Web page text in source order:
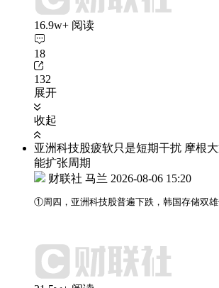
16.9w+ 阅读
18
132
展开
收起
亚洲科技股疲软只是短期干扰 摩根
能扩张周期
财联社 马兰 2026-08-06 15:20
①周四，亚洲科技股普遍下跌，韩国存储双雄